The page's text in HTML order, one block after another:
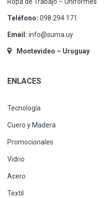
Ropa de Trabajo – Uniformes
Teléfono: 098 294 171
Email: info@suma.uy
Montevideo – Uruguay
ENLACES
Tecnología
Cuero y Madera
Promocionales
Vidrio
Acero
Textil